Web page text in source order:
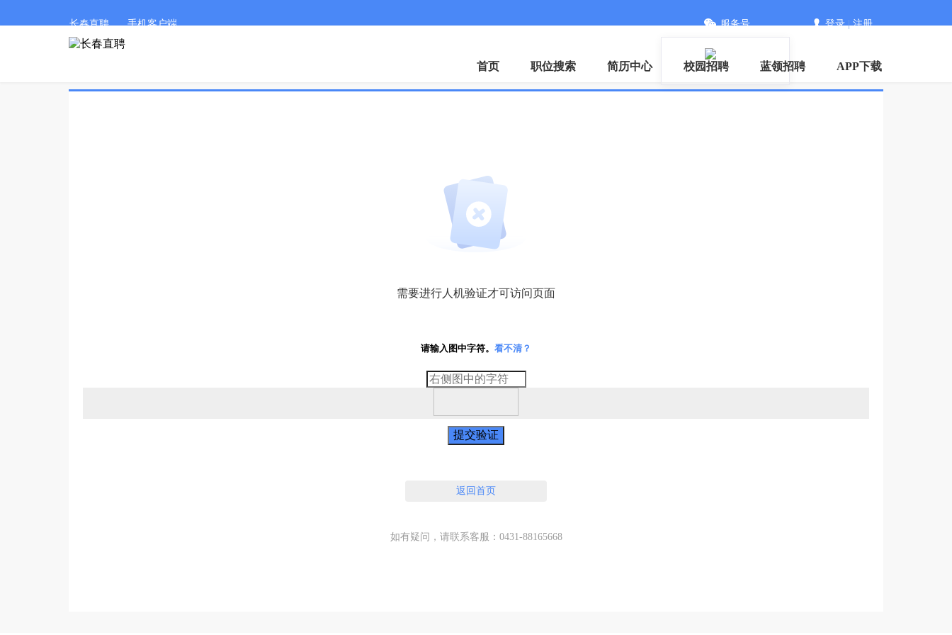
长春直聘 手机客户端 服务号 登录|注册
首页 职位搜索 简历中心 校园招聘 蓝领招聘 APP下载
需要进行人机验证才可访问页面
请输入图中字符。 看不清？
提交验证
返回首页
如有疑问，请联系客服：0431-88165668